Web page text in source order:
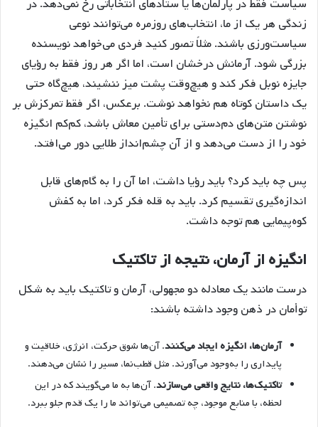
سیاست فقط در پارلمان‌ها یا ستادهای انتخاباتی رخ نمی‌دهد. در
زندگی هر یک از ما، انتخاب‌های روزمره می‌توانند نوعی
سیاست‌ورزی باشند. مثلاً تصور کنید فردی می‌خواهد نویسنده
بزرگی شود. آرمانش درخشان است، اما اگر هر روز فقط به رؤیای
جایزه نوبل فکر کند و هیچ‌وقت پشت میز ننشیند، هیچ‌گاه حتی
یک داستان کوتاه هم نخواهد نوشت. برعکس، اگر فقط تمرکزش بر
نوشتن متن‌های دم‌دستی برای تأمین معاش باشد، کم‌کم انگیزه
خود را از دست می‌دهد و از آن چشم‌انداز طلایی دور می‌افتد.
پس چه باید کرد؟ باید رؤیا داشت، اما آن را به گام‌های قابل
اندازه‌گیری تقسیم کرد. باید به قله فکر کرد، اما به کفش
کوه‌پیمایی هم توجه داشت.
انگیزه از آرمان، نتیجه از تاکتیک
درست مانند یک معادله دو مجهولی، آرمان و تاکتیک باید به شکل
توأمان در ذهن وجود داشته باشند:
آرمان‌ها، انگیزه ایجاد می‌کنند. آن‌ها شوق حرکت، انرژی، خلاقیت و
پایداری را به‌وجود می‌آورند. مثل قطب‌نما، مسیر را نشان می‌دهند.
تاکتیک‌ها، نتایج واقعی می‌سازند. آن‌ها به ما می‌گویند که در این
لحظه، با منابع موجود، چه تصمیمی می‌تواند ما را یک قدم جلو ببرد.